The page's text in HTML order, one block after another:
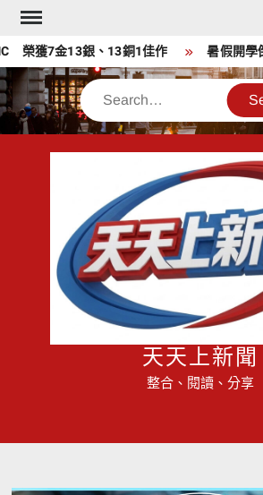
Skip
content
獲7金13銀、13銅1佳作 暑假開學倒
Search
天天上新聞
整合、閱讀、分享